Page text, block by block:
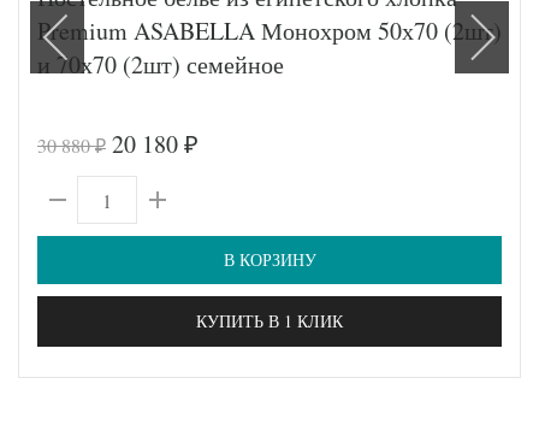
Premium ASABELLA Монохром 50х70 (2шт)
и 70х70 (2шт) семейное
30 880₽ 20 180 ₽
В КОРЗИНУ
КУПИТЬ В 1 КЛИК